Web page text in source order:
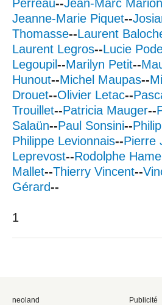
Perreau--Jean-Marc Marion
Jeanne-Marie Piquet--
Thomasse--Laurent
Laurent Legros--Lucie
Legoupil--Marilyn Petit--
Hunout--Michel Maupas--
Drouet--Olivier Letac--
Trouillet--Patricia Mauger--
Salaün--Paul Sonsini--
Philippe Levionnais--Pierre
Leprevost--Rodolphe
Mallet--Thierry Vincent--
Gérard--
1
neoland
Publicité